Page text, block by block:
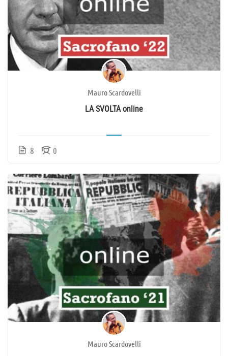
Mauro Scardovelli
LA SVOLTA online
8 0
Mauro Scardovelli